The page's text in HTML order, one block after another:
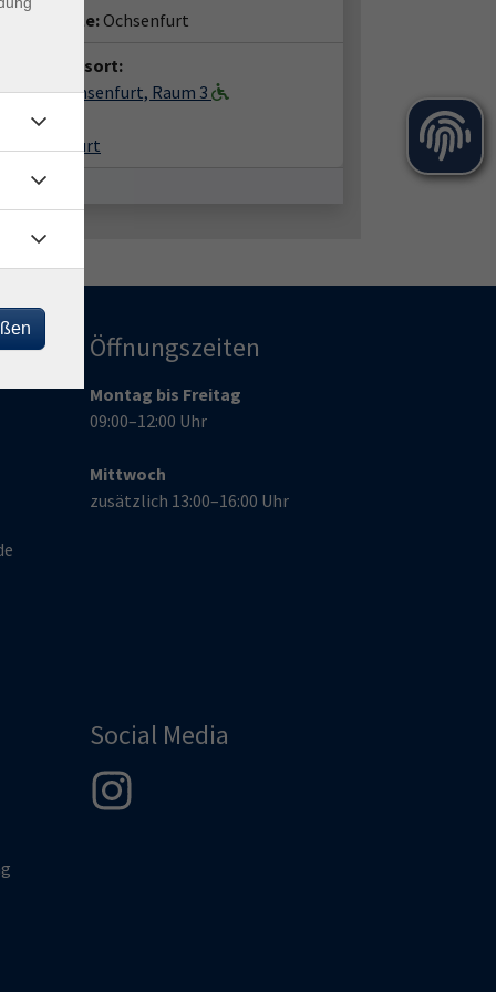
Ochsenfurt
Ochsenfurt, Raum 3
2
Ochsenfurt
Öffnungszeiten
Montag bis Freitag
09:00–12:00 Uhr
Mittwoch
zusätzlich 13:00–16:00 Uhr
Social Media